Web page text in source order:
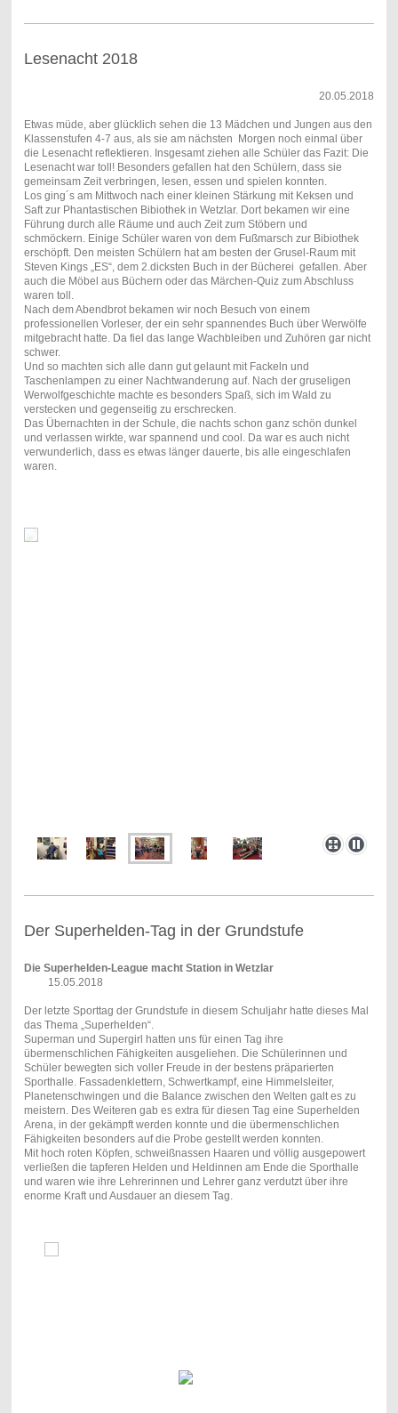
Lesenacht 2018
20.05.2018
Etwas müde, aber glücklich sehen die 13 Mädchen und Jungen aus den
Klassenstufen 4-7 aus, als sie am nächsten Morgen noch einmal über
die Lesenacht reflektieren. Insgesamt ziehen alle Schüler das Fazit: Die
Lesenacht war toll! Besonders gefallen hat den Schülern, dass sie
gemeinsam Zeit verbringen, lesen, essen und spielen konnten.
Los ging´s am Mittwoch nach einer kleinen Stärkung mit Keksen und
Saft zur Phantastischen Bibiothek in Wetzlar. Dort bekamen wir eine
Führung durch alle Räume und auch Zeit zum Stöbern und
schmöckern. Einige Schüler waren von dem Fußmarsch zur Bibiothek
erschöpft. Den meisten Schülern hat am besten der Grusel-Raum mit
Steven Kings „ES“, dem 2.dicksten Buch in der Bücherei gefallen. Aber
auch die Möbel aus Büchern oder das Märchen-Quiz zum Abschluss
waren toll.
Nach dem Abendbrot bekamen wir noch Besuch von einem
professionellen Vorleser, der ein sehr spannendes Buch über Werwölfe
mitgebracht hatte. Da fiel das lange Wachbleiben und Zuhören gar nicht
schwer.
Und so machten sich alle dann gut gelaunt mit Fackeln und
Taschenlampen zu einer Nachtwanderung auf. Nach der gruseligen
Werwolfgeschichte machte es besonders Spaß, sich im Wald zu
verstecken und gegenseitig zu erschrecken.
Das Übernachten in der Schule, die nachts schon ganz schön dunkel
und verlassen wirkte, war spannend und cool. Da war es auch nicht
verwunderlich, dass es etwas länger dauerte, bis alle eingeschlafen
waren.
Der Superhelden-Tag in der Grundstufe
Die Superhelden-League macht Station in Wetzlar
15.05.2018
Der letzte Sporttag der Grundstufe in diesem Schuljahr hatte dieses Mal
das Thema „Superhelden“.
Superman und Supergirl hatten uns für einen Tag ihre
übermenschlichen Fähigkeiten ausgeliehen. Die Schülerinnen und
Schüler bewegten sich voller Freude in der bestens präparierten
Sporthalle. Fassadenklettern, Schwertkampf, eine Himmelsleiter,
Planetenschwingen und die Balance zwischen den Welten galt es zu
meistern. Des Weiteren gab es extra für diesen Tag eine Superhelden
Arena, in der gekämpft werden konnte und die übermenschlichen
Fähigkeiten besonders auf die Probe gestellt werden konnten.
Mit hoch roten Köpfen, schweißnassen Haaren und völlig ausgepowert
verließen die tapferen Helden und Heldinnen am Ende die Sporthalle
und waren wie ihre Lehrerinnen und Lehrer ganz verdutzt über ihre
enorme Kraft und Ausdauer an diesem Tag.